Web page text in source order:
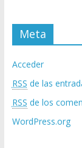
Meta
Acceder
RSS de las
RSS de los
WordPress.org